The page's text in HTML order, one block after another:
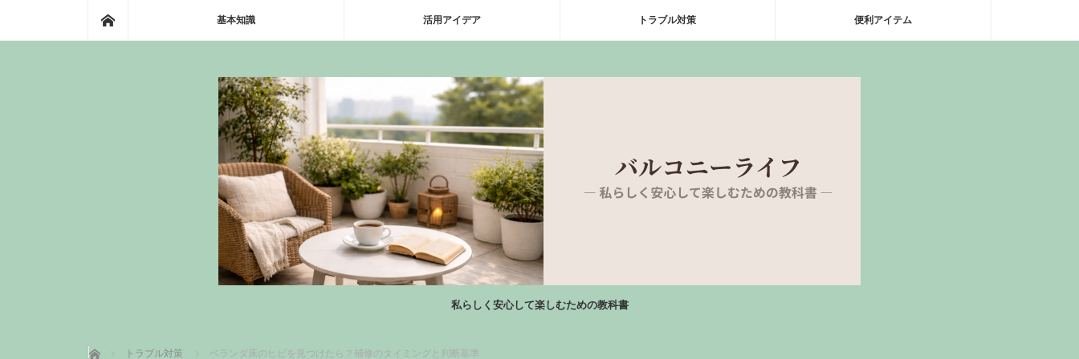
基本知識 活用アイデア トラブル対策 便利アイテム
私らしく安心して楽しむための教科書
ホーム トラブル対策 ベランダ床のヒビを見つけたら？補修のタイミングと判断基準